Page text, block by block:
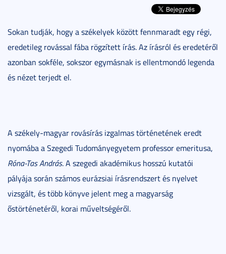
Sokan tudják, hogy a székelyek között fennmaradt egy régi,
eredetileg rovással fába rögzített írás. Az írásról és eredetéről
azonban sokféle, sokszor egymásnak is ellentmondó legenda
és nézet terjedt el.
A székely-magyar rovásírás izgalmas történetének eredt
nyomába a Szegedi Tudományegyetem professor emeritusa,
Róna-Tas András. A szegedi akadémikus hosszú kutatói
pályája során számos eurázsiai írásrendszert és nyelvet
vizsgált, és több könyve jelent meg a magyarság
őstörténetéről, korai műveltségéről.